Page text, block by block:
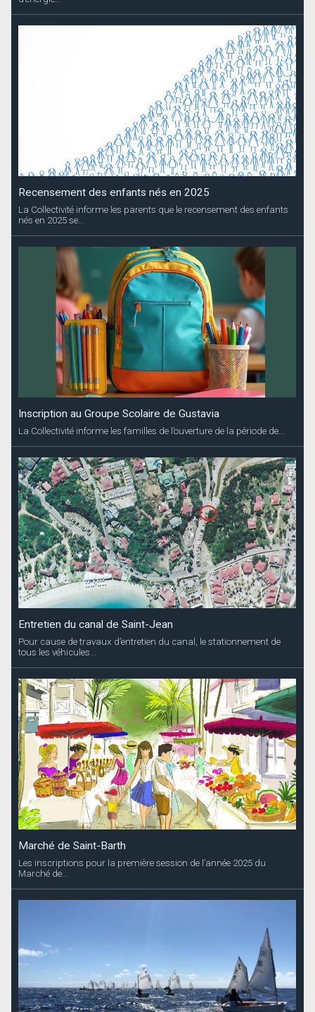
Recensement des enfants nés en 2025
La Collectivité informe les parents que le recensement des enfants
nés en 2025 se...
Inscription au Groupe Scolaire de Gustavia
La Collectivité informe les familles de l’ouverture de la période de...
Entretien du canal de Saint-Jean
Pour cause de travaux d’entretien du canal, le stationnement de
tous les véhicules...
Marché de Saint-Barth
Les inscriptions pour la première session de l’année 2025 du
Marché de...